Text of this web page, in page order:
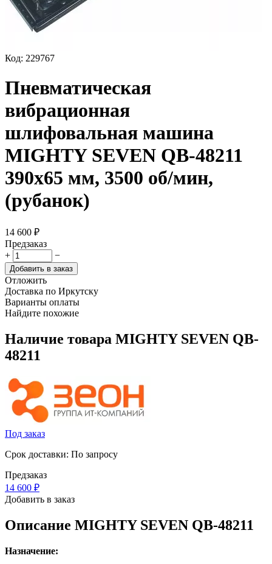
Код: 229767
Пневматическая
вибрационная
шлифовальная машина
MIGHTY SEVEN QB-48211
390х65 мм, 3500 об/мин,
(рубанок)
14 600 ₽
Предзаказ
+
−
Добавить в заказ
Отложить
Доставка по Иркутску
Варианты оплаты
Найдите похожие
Наличие товара MIGHTY SEVEN QB-
48211
Под заказ
Срок доставки: По запросу
Предзаказ
14 600 ₽
Добавить в заказ
Описание MIGHTY SEVEN QB-48211
Назначение: